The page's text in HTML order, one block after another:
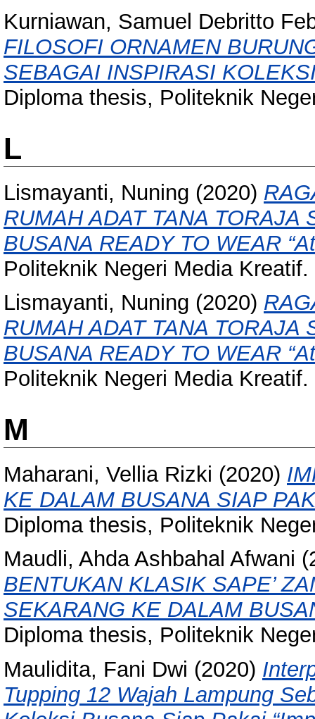
Kurniawan, Samuel Debritto
FILOSOFI ORNAMEN
SEBAGAI INSPIRASI
Diploma thesis, Politeknik
L
Lismayanti, Nuning (2020)
RUMAH ADAT TANA TORAJA
BUSANA READY TO WEAR
Politeknik Negeri Media Kreatif.
Lismayanti, Nuning (2020)
RUMAH ADAT TANA TORAJA
BUSANA READY TO WEAR
Politeknik Negeri Media Kreatif.
M
Maharani, Vellia Rizki (2020)
KE DALAM BUSANA SIAP
Diploma thesis, Politeknik
Maudli, Ahda Ashbahal Afwani
BENTUKAN KLASIK SAPE’
SEKARANG KE DALAM
Diploma thesis, Politeknik
Maulidita, Fani Dwi (2020)
Tupping 12 Wajah Lampung